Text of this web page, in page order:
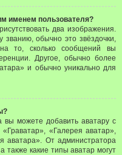
именем пользователя?
два изображения.
обычно это звёздочки,
то, сколько сообщений вы
Другое, обычно более
и обычно уникально для
вы можете добавить аватару с
«Галерея аватар»,
аватара». От администратора
также какие типы аватар могут